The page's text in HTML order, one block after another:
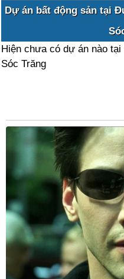
Dự án bất động sản tại
Hiện chưa có dự án nào
Sóc Trăng